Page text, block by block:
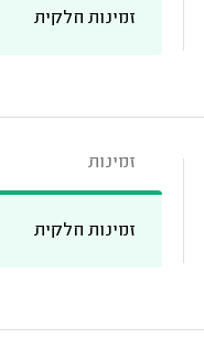
זמינות חלקית
זמינות
זמינות חלקית